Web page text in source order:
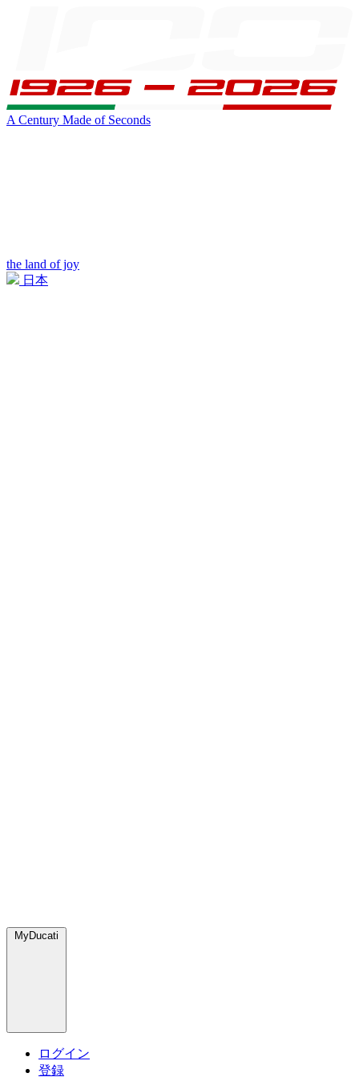
A Century Made of Seconds
the land of joy
日本
MyDucati
ログイン
登録